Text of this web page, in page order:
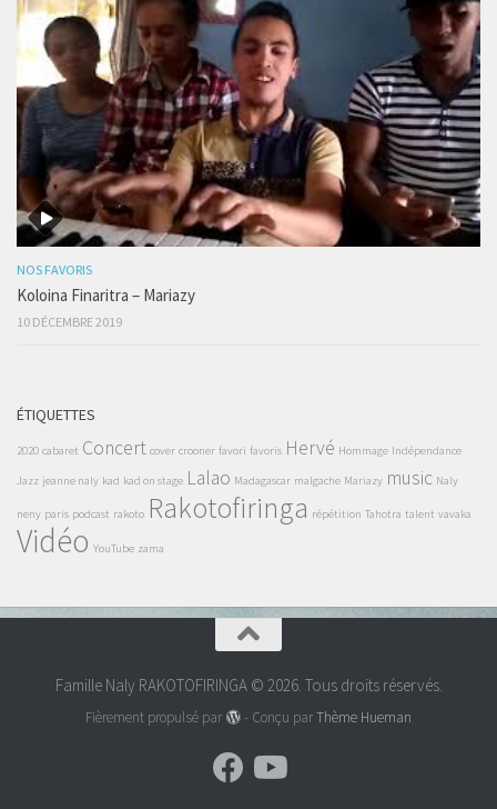
NOS FAVORIS
Koloina Finaritra – Mariazy
10 DÉCEMBRE 2019
ÉTIQUETTES
2020 cabaret Concert cover crooner favori favoris Hervé Hommage Indépendance
Jazz jeanne naly kad kad on stage Lalao Madagascar malgache Mariazy music Naly
neny paris podcast rakoto Rakotofiringa répétition Tahotra talent vavaka
Vidéo YouTube zama
Famille Naly RAKOTOFIRINGA © 2026. Tous droits réservés.
Fièrement propulsé par - Conçu parThème Hueman